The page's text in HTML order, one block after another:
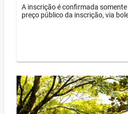
A inscrição é confirmada
preço público da inscrição, via